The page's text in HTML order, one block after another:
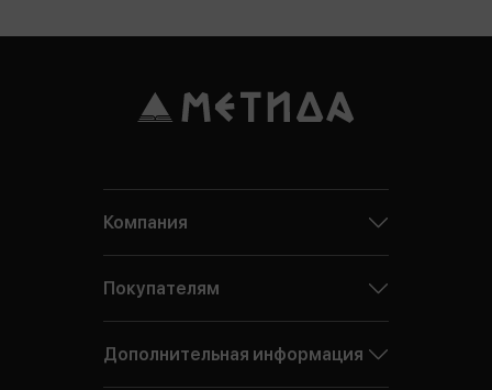
Компания
Покупателям
Дополнительная информация